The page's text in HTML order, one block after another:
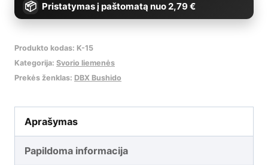
Pristatymas į paštomatą nuo 2,79 €
Produkto kodas: K-15
Kategorija: Svorio liemenės
Prekės ženklas: DBX Bushido
Aprašymas
Papildoma informacija